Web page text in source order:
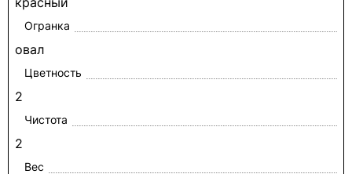
Огранка
овал
Цветность
2
Чистота
2
Вес